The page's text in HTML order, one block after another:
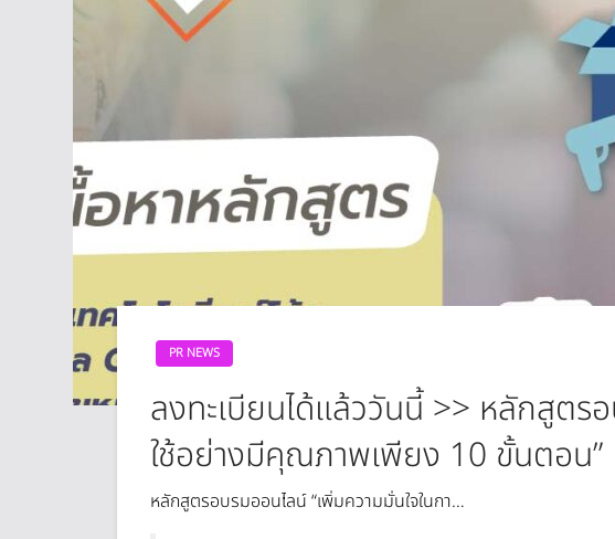
PR NEWS
ลงทะเบียนได้แล้ววันนี้ >> หลักสูตร
ใช้อย่างมีคุณภาพเพียง 10 ขั้นตอน
หลักสูตรอบรมออนไลน์ “เพิ่มความมั่นใจในกา…